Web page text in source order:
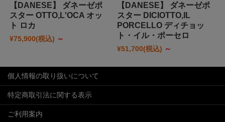
【DANESE】 ダネーゼポ
スター OTTO,L'OCA オッ
ト ロカ
¥75,900(税込) ～
【DANESE】 ダネーゼポ
スター DICIOTTO,IL
PORCELLO ディチョッ
ト・イル・ポーセロ
¥51,700(税込) ～
個人情報の取り扱いについて
特定商取引法に関する表示
ご利用案内